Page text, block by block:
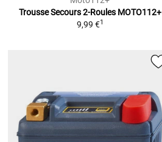
Trousse Secours 2-Roules MOTO112+
9,99 €1